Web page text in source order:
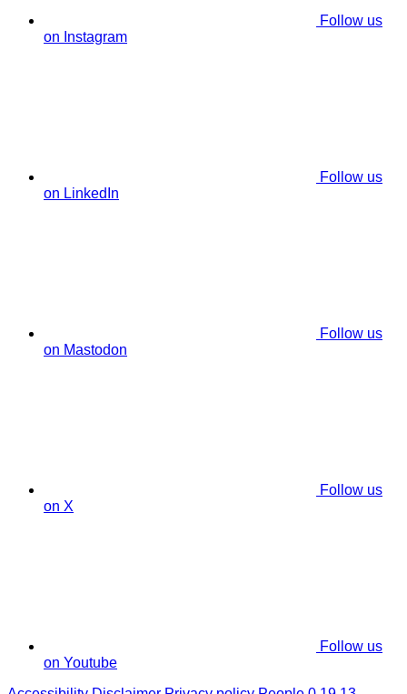
Follow us
on Instagram
Follow us
on LinkedIn
Follow us
on Mastodon
Follow us
on X
Follow us
on Youtube